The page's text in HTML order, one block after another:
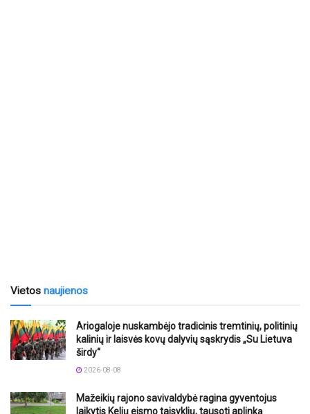
Vietos naujienos
Ariogaloje nuskambėjo tradicinis tremtinių, politinių
kalinių ir laisvės kovų dalyvių sąskrydis „Su Lietuva
širdy“
2026-08-08
Mažeikių rajono savivaldybė ragina gyventojus
laikytis Kelių eismo taisyklių, tausoti aplinką